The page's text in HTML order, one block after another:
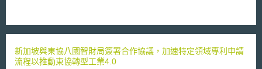
將造成MP3播放器業者的降價行為。同時，一些將課稅所得分配與著作權人
Copying Collective)，已在評估是否將上訴至最高法院。不過至少，他們有
可能將遊說加拿大政府以修正著作權法之方式，將MP3播放器的情形納入，
新加坡與東協八國智財局簽署合作協議，加速特定領域專利申請
流程以推動東協轉型工業4.0